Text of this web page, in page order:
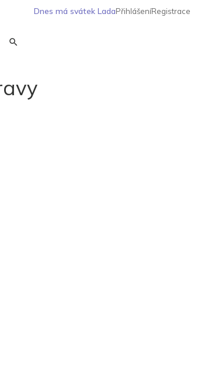
Dnes má svátek LadaPřihlášeníRegistrace